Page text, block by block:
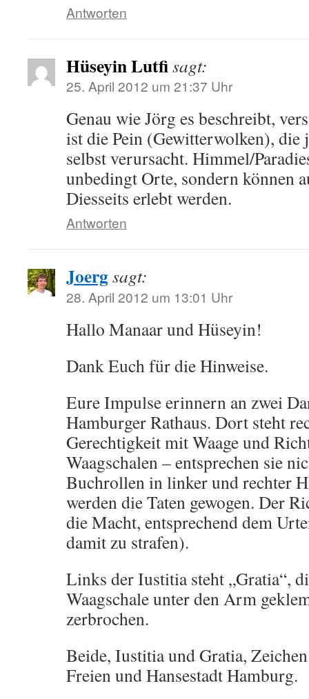
Antworten
Hüseyin Lutfisagt:
25. April 2012 um 21:37 Uhr
Genau wie Jörg es beschreibt,
ist die Pein (Gewitterwolken), die
selbst verursacht. Himmel/
unbedingt Orte, sondern können
Diesseits erlebt werden.
Antworten
Joergsagt:
28. April 2012 um 13:01 Uhr
Hallo Manaar und Hüseyin!
Dank Euch für die Hinweise.
Eure Impulse erinnern an zwei
Hamburger Rathaus. Dort steht
Gerechtigkeit mit Waage und
Waagschalen – entsprechen sie
Buchrollen in linker und rechter
werden die Taten gewogen. Der
die Macht, entsprechend dem
damit zu strafen).
Links der Iustitia steht „Gratia“,
Waagschale unter den Arm
zerbrochen.
Beide, Iustitia und Gratia,
Freien und Hansestadt Hamburg.